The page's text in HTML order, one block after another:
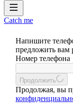
Catch me
Напишите
предложить вам
Номер телефона
Продолжить
Продолжая, вы